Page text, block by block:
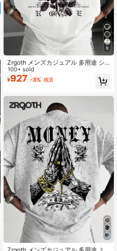
9
Zrgoth メンズカジュアル 多用途 シ
ンプル ローズフラワープリント 半袖
Tシャツ
100+ sold
¥927 -3% 概算